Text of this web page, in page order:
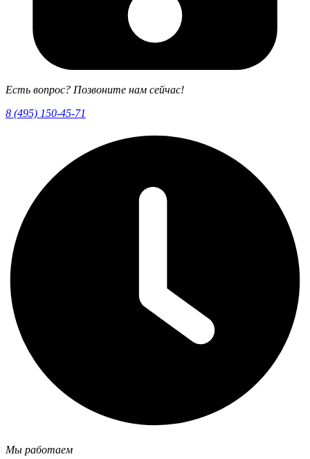
Есть вопрос? Позвоните нам сейчас!
8 (495) 150-45-71
Мы работаем